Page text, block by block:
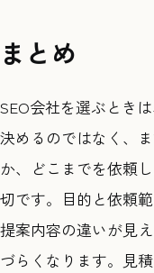
まとめ
SEO会社を選ぶとき
決めるのではなく、
か、どこまでを依頼
切です。目的と依頼
提案内容の違いが見
づらくなります。見